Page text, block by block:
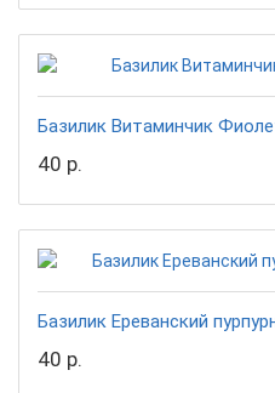
Базилик Витаминчик
40 р.
Базилик Ереванский
40 р.